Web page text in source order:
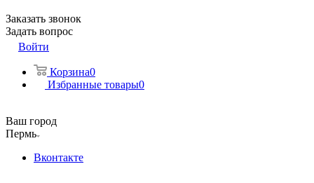
Заказать звонок
Задать вопрос
Войти
Корзина0
Избранные товары0
Ваш город
Пермь
Вконтакте